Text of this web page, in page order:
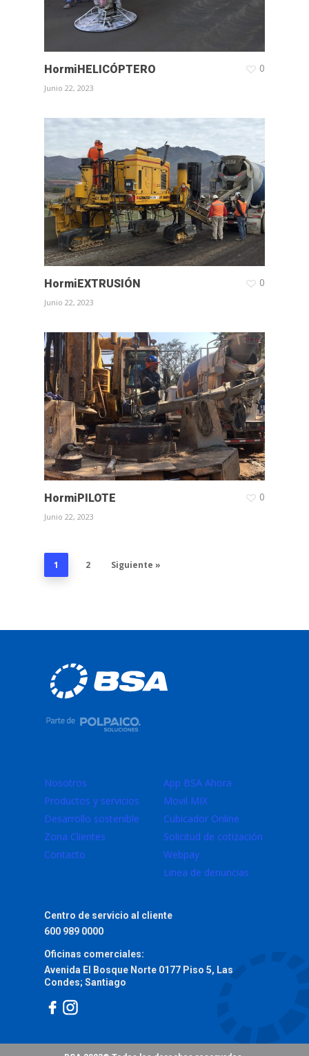
HormiHELICÓPTERO
Junio 22, 2023
0
HormiEXTRUSIÓN
Junio 22, 2023
0
HormiPILOTE
Junio 22, 2023
0
1 2 Siguiente »
Nosotros
Productos y servicios
Desarrollo sostenible
Zona Clientes
Contacto
App BSA Ahora
Movil MIX
Cubicador Online
Solicitud de cotización
Webpay
Linea de denuncias
Centro de servicio al cliente
600 989 0000
Oficinas comerciales:
Avenida El Bosque Norte 0177 Piso 5, Las
Condes; Santiago